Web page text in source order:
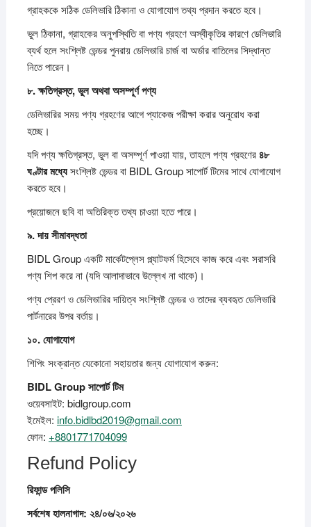
গ্রাহককে সঠিক ডেলিভারি ঠিকানা ও যোগাযোগ তথ্য প্রদান করতে হবে।
ভুল ঠিকানা, গ্রাহকের অনুপস্থিতি বা পণ্য গ্রহণে অস্বীকৃতির কারণে ডেলিভারি
ব্যর্থ হলে সংশ্লিষ্ট ভেন্ডর পুনরায় ডেলিভারি চার্জ বা অর্ডার বাতিলের সিদ্ধান্ত
নিতে পারেন।
৮.ক্ষতিগ্রস্ত,ভুলঅথবাঅসম্পূর্ণপণ্য
ডেলিভারির সময় পণ্য গ্রহণের আগে প্যাকেজ পরীক্ষা করার অনুরোধ করা
হচ্ছে।
যদি পণ্য ক্ষতিগ্রস্ত, ভুল বা অসম্পূর্ণ পাওয়া যায়, তাহলে পণ্য গ্রহণের ৪৮
ঘণ্টারমধ্যেসংশ্লিষ্ট ভেন্ডর বা BIDL Group সাপোর্ট টিমের সাথে যোগাযোগ
করতে হবে।
প্রয়োজনে ছবি বা অতিরিক্ত তথ্য চাওয়া হতে পারে।
৯.দায়সীমাবদ্ধতা
BIDL Group একটি মার্কেটপ্লেস প্ল্যাটফর্ম হিসেবে কাজ করে এবং সরাসরি
পণ্য শিপ করে না (যদি আলাদাভাবে উল্লেখ না থাকে)।
পণ্য প্রেরণ ও ডেলিভারির দায়িত্ব সংশ্লিষ্ট ভেন্ডর ও তাদের ব্যবহৃত ডেলিভারি
পার্টনারের উপর বর্তায়।
১০.যোগাযোগ
শিপিং সংক্রান্ত যেকোনো সহায়তার জন্য যোগাযোগ করুন:
BIDL Groupসাপোর্টটিম
ওয়েবসাইট: bidlgroup.com
ইমেইল: info.bidlbd2019@gmail.com
ফোন: +8801771704099
Refund Policy
রিফান্ডপলিসি
সর্বশেষহালনাগাদ: ২৪/০৬/২০২৬